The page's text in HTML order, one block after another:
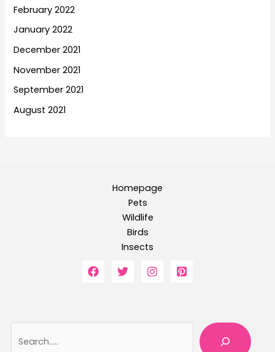
February 2022
January 2022
December 2021
November 2021
September 2021
August 2021
Homepage
Pets
Wildlife
Birds
Insects